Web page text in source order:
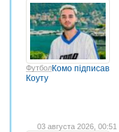
ФутболКомо підписав
Коуту
03 августа 2026, 00:51